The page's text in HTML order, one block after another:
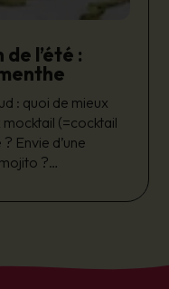
l’été :
: quoi de mieux
mocktail (=cocktail
Envie d’une
?
Mé